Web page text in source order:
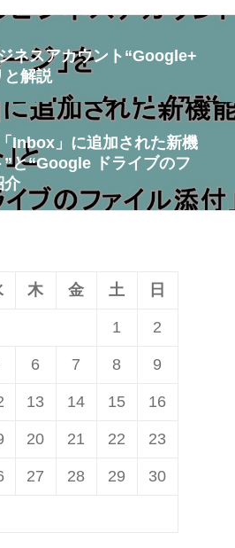
ネスアカウント“Google+
と解説
Inbox」に追加された新機
と“Google ドライブのフ
介
木 金 土 日
1 2
6 7 8 9
13 14 15 16
20 21 22 23
27 28 29 30